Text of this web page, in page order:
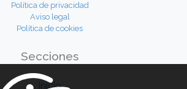
Política de privacidad
Aviso legal
Política de cookies
Secciones
Inicio